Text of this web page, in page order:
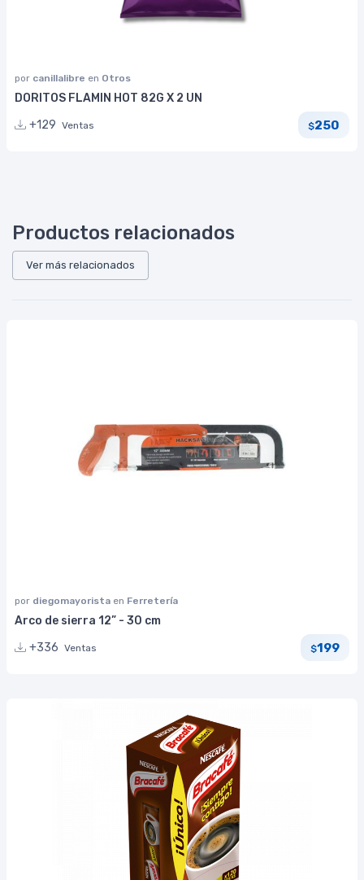
por canillalibre en Otros
DORITOS FLAMIN HOT 82G X 2 UN
+129 Ventas $250
Productos relacionados
Ver más relacionados
por diegomayorista en Ferretería
Arco de sierra 12” - 30 cm
+336 Ventas $199